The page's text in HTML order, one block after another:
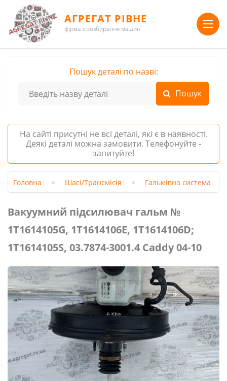
АГРЕГАТ РІВНЕ
фірма з розбирання машин
Пошук деталі по назві:
На сайті присутні не всі деталі, які є в наявності.
Деякі деталі можна замовити. Телефонуйте -
запитуйте!
Головна Шасі/Трансмісія Гальмівна система
Вакуумний підсилювач гальм №
1T1614105G, 1T1614106E, 1T1614106D;
1T1614105S, 03.7874-3001.4 Caddy 04-10